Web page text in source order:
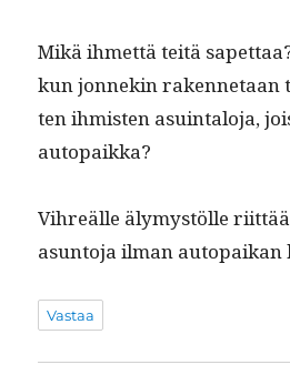
Mikä ihmettä teitä
kun jon­nekin
ten ihmis­ten asuin­talo­ja,
autopaikka?
Vihreälle älymys­tölle
asun­to­ja ilman autopaikan
Vastaa